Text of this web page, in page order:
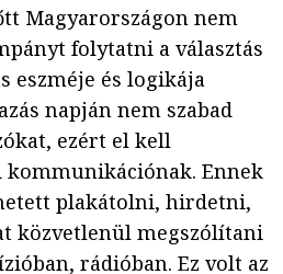
Magyarországon nem
folytatni a választás
eszméje és logikája
napján nem szabad
ezért el kell
Ennek
plakátolni, hirdetni,
közvetlenül megszólítani
rádióban. Ez volt az